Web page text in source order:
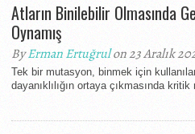
Atların Binilebilir Olmasında
Oynamış
ByErman Ertuğrulon 23 Aralık
Tek bir mutasyon, binmek için
dayanıklılığın ortaya çıkmasında